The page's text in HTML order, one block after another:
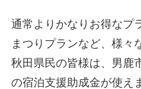
通常よりかなりお得なプ
まつりプランなど、様々
秋田県民の皆様は、男鹿
の宿泊支援助成金が使え